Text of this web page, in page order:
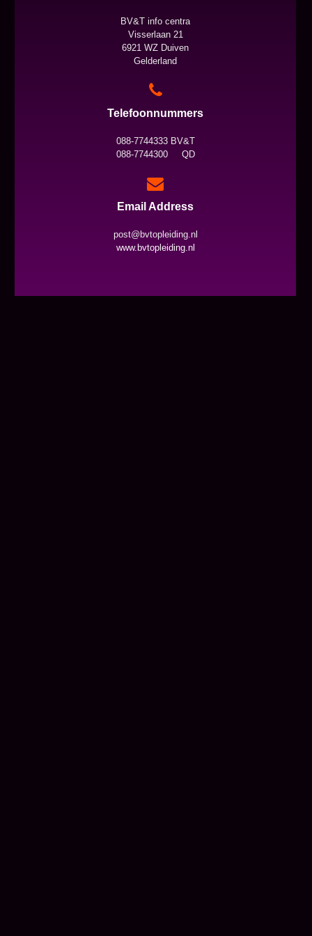
BV&T info centra
Visserlaan 21
6921 WZ Duiven
Gelderland
Telefoonnummers
088-7744333 BV&T
088-7744300 QD
Email Address
post@bvtopleiding.nl
www.bvtopleiding.nl